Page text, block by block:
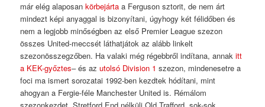
már elég alaposan körbejárta a Ferguson sztorit, de nem árt
mindezt képi anyaggal is bizonyítani, úgyhogy két félidőben és
nem a legjobb minőségben az első Premier League szezon
összes United-meccsét láthatjátok az alább linkelt
szezonösszegzőben. Ha valaki még régebbről indítana, annakitt
a KEK-győztes– és azutolsó Division 1 szezon, mindenesetre a
foci ma ismert sorozatai 1992-ben kezdtek hódítani, mint
ahogyan a Fergie-féle Manchester United is. Rémálom
szezonkezdet, Stretford End nélküli Old Trafford, sok-sok